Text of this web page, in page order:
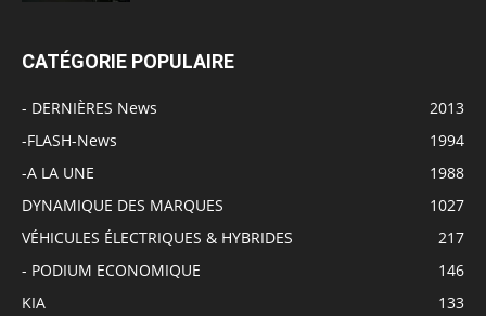
CATÉGORIE POPULAIRE
- DERNIÈRES News
2013
-FLASH-News
1994
-A LA UNE
1988
DYNAMIQUE DES MARQUES
1027
VÉHICULES ÉLECTRIQUES & HYBRIDES
217
- PODIUM ECONOMIQUE
146
KIA
133